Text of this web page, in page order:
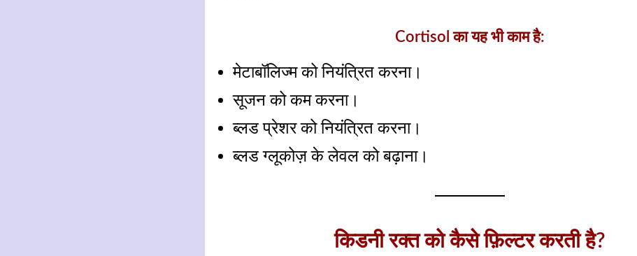
Cortisol का यह भी काम है:
मेटाबॉलिज्म को नियंत्रित करना।
सूजन को कम करना।
ब्लड प्रेशर को नियंत्रित करना।
ब्लड ग्लूकोज़ के लेवल को बढ़ाना।
किडनी रक्त को कैसे फ़िल्टर करती है?